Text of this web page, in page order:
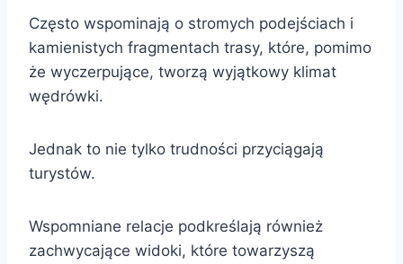
Często wspominają o stromych podejściach i
kamienistych fragmentach trasy, które, pomimo
że wyczerpujące, tworzą wyjątkowy klimat
wędrówki.
Jednak to nie tylko trudności przyciągają
turystów.
Wspomniane relacje podkreślają również
zachwycające widoki, które towarzyszą